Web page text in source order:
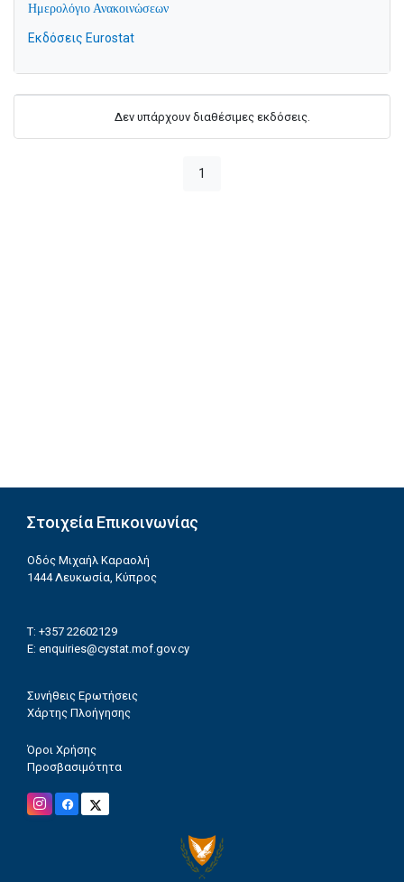
Ημερολόγιο Ανακοινώσεων
Εκδόσεις Eurostat
Δεν υπάρχουν διαθέσιμες εκδόσεις.
1
Στοιχεία Επικοινωνίας
Οδός Μιχαήλ Καραολή
1444 Λευκωσία, Κύπρος
T: +357 22602129
E: enquiries@cystat.mof.gov.cy
Συνήθεις Ερωτήσεις
Χάρτης Πλοήγησης
Όροι Χρήσης
Προσβασιμότητα